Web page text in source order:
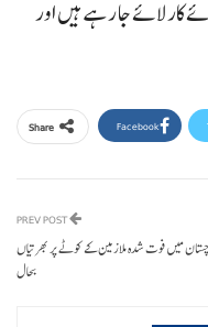
کار لائے جا رہے ہیں اور
Share Facebook
میں فوت شدہ ملازمین کے کوٹے پر بھرتیاں
بحال